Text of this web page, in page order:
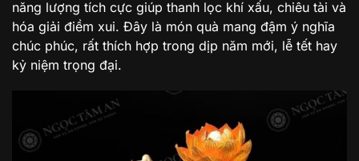
năng lượng tích cực giúp thanh lọc khí xấu, chiêu tài và
hóa giải điềm xui. Đây là món quà mang đậm ý nghĩa
chúc phúc, rất thích hợp trong dịp năm mới, lễ tết hay
kỷ niệm trọng đại.